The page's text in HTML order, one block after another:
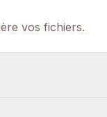
vos fichiers.